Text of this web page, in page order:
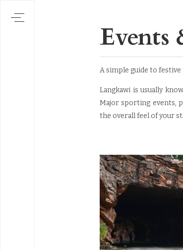
Events
A simple guide to
Langkawi is usually
Major sporting events,
the overall feel of your